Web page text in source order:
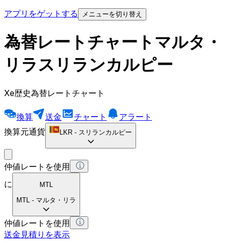
アプリをゲットする
メニューを切り替え
為替レートチャートマルタ・
リラスリランカルピー
Xe歴史為替レートチャート
換算 送金 チャート
アラート
換算元通貨
LKR - スリランカルピー
仲値レートを使用
に
MTL
MTL - マルタ・リラ
仲値レートを使用
送金見積りを表示